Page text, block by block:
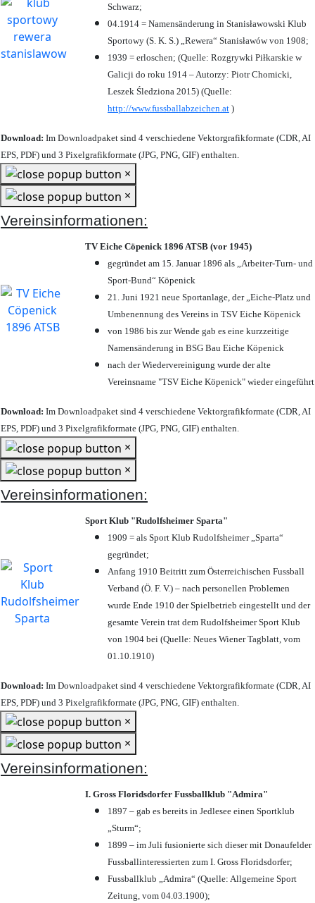
Schwarz;
04.1914 = Namensänderung in Stanisławowski Klub
Sportowy (S. K. S.) „Rewera“ Stanisławów von 1908;
1939 = erloschen; (Quelle: Rozgrywki Piłkarskie w
Galicji do roku 1914 – Autorzy: Piotr Chomicki,
Leszek Śledziona 2015) (Quelle:
http://www.fussballabzeichen.at )
Download: Im Downloadpaket sind 4 verschiedene Vektorgrafikformate (CDR, AI
EPS, PDF) und 3 Pixelgrafikformate (JPG, PNG, GIF) enthalten.
×
×
Vereinsinformationen:
TV Eiche Cöpenick 1896 ATSB (vor 1945)
gegründet am 15. Januar 1896 als „Arbeiter-Turn- und
Sport-Bund“ Köpenick
21. Juni 1921 neue Sportanlage, der „Eiche-Platz und
Umbenennung des Vereins in TSV Eiche Köpenick
von 1986 bis zur Wende gab es eine kurzzeitige
Namensänderung in BSG Bau Eiche Köpenick
nach der Wiedervereinigung wurde der alte
Vereinsname "TSV Eiche Köpenick" wieder eingeführt
Download: Im Downloadpaket sind 4 verschiedene Vektorgrafikformate (CDR, AI
EPS, PDF) und 3 Pixelgrafikformate (JPG, PNG, GIF) enthalten.
×
×
Vereinsinformationen:
Sport Klub "Rudolfsheimer Sparta"
1909 = als Sport Klub Rudolfsheimer „Sparta“
gegründet;
Anfang 1910 Beitritt zum Österreichischen Fussball
Verband (Ö. F. V.) – nach personellen Problemen
wurde Ende 1910 der Spielbetrieb eingestellt und der
gesamte Verein trat dem Rudolfsheimer Sport Klub
von 1904 bei (Quelle: Neues Wiener Tagblatt, vom
01.10.1910)
Download: Im Downloadpaket sind 4 verschiedene Vektorgrafikformate (CDR, AI
EPS, PDF) und 3 Pixelgrafikformate (JPG, PNG, GIF) enthalten.
×
×
Vereinsinformationen:
I. Gross Floridsdorfer Fussballklub "Admira"
1897 – gab es bereits in Jedlesee einen Sportklub
„Sturm“;
1899 – im Juli fusionierte sich dieser mit Donaufelder
Fussballinteressierten zum I. Gross Floridsdorfer;
Fussballklub „Admira“ (Quelle: Allgemeine Sport
Zeitung, vom 04.03.1900);